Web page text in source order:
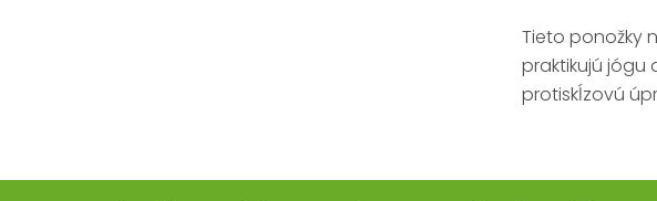
Tieto ponožky
praktikujú jógu
protiskĺzovú